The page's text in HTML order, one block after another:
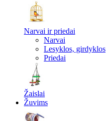
Narvai ir priedai
Narvai
Lesyklos, girdyklos
Priedai
Žaislai
Žuvims